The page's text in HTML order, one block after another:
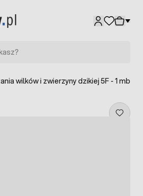
wilków i zwierzyny dzikiej 5F - 1 mb